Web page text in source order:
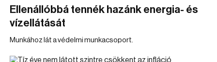
Ellenállóbbá tennék hazánk energia- és
vízellátását
Munkához lát a védelmi munkacsoport.